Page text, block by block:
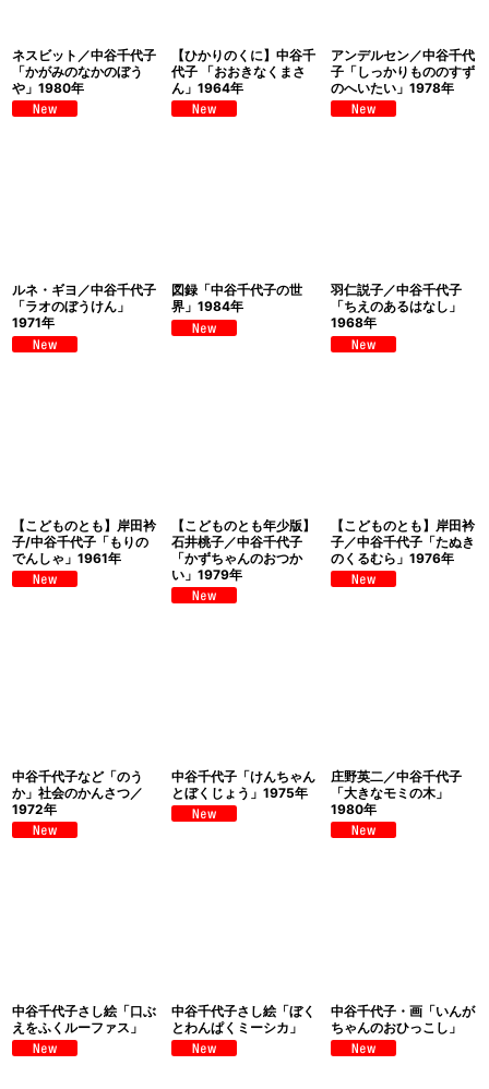
ネスビット／中谷千代子
「かがみのなかのぼう
や」1980年
【ひかりのくに】中谷千
代子 「おおきなくまさ
ん」1964年
アンデルセン／中谷千代
子「しっかりもののすず
のへいたい」1978年
ルネ・ギヨ／中谷千代子
「ラオのぼうけん」
1971年
図録「中谷千代子の世
界」1984年
羽仁説子／中谷千代子
「ちえのあるはなし」
1968年
【こどものとも】岸田衿
子/中谷千代子「もりの
でんしゃ」1961年
【こどものとも年少版】
石井桃子／中谷千代子
「かずちゃんのおつか
い」1979年
【こどものとも】岸田衿
子／中谷千代子「たぬき
のくるむら」1976年
中谷千代子など「のう
か」社会のかんさつ／
1972年
中谷千代子「けんちゃん
とぼくじょう」1975年
庄野英二／中谷千代子
「大きなモミの木」
1980年
中谷千代子さし絵「口ぶ
えをふくルーファス」
中谷千代子さし絵「ぼく
とわんぱくミーシカ」
中谷千代子・画「いんが
ちゃんのおひっこし」